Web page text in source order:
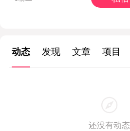
动态 发现 文章 项目
还没有动态